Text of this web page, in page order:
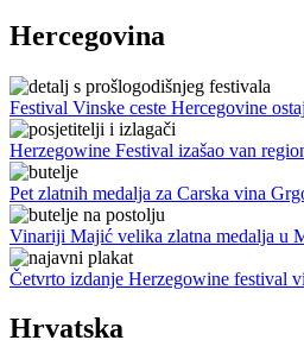
Hercegovina
Festival Vinske ceste Hercegovine
Herzegowine Festival izašao van
Pet zlatnih medalja za Carska vina
Vinariji Majić velika zlatna medalja u
Četvrto izdanje Herzegowine festival
Hrvatska